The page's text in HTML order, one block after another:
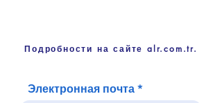
Подробности на сайте alr.com.tr.
Электронная почта